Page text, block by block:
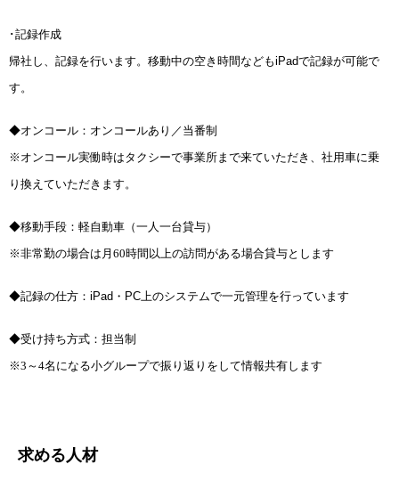
･記録作成
帰社し、記録を行います。移動中の空き時間などもiPadで記録が可能で
す。
◆オンコール：オンコールあり／当番制
※オンコール実働時はタクシーで事業所まで来ていただき、社用車に乗
り換えていただきます。
◆移動手段：軽自動車（一人一台貸与）
※非常勤の場合は月60時間以上の訪問がある場合貸与とします
◆記録の仕方： iPad・PC上のシステムで一元管理を行っています
◆受け持ち方式：担当制
※3～4名になる小グループで振り返りをして情報共有します
求める人材